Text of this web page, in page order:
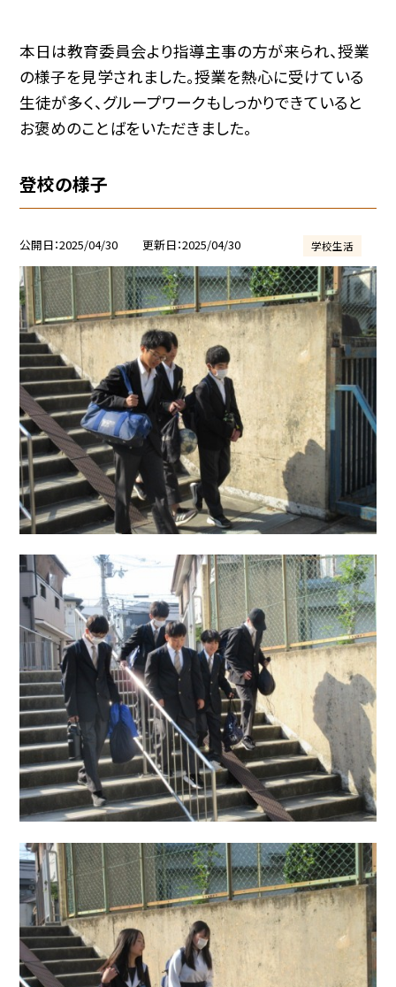
本日は教育委員会より指導主事の方が来られ、授業
の様子を見学されました。授業を熱心に受けている
生徒が多く、グループワークもしっかりできていると
お褒めのことばをいただきました。
登校の様子
公開日 2025/04/30 更新日 2025/04/30 学校生活